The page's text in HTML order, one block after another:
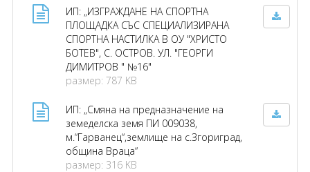
ИП: „ИЗГРАЖДАНЕ НА СПОРТНА
ПЛОЩАДКА СЪС СПЕЦИАЛИЗИРАНА
СПОРТНА НАСТИЛКА В ОУ "ХРИСТО
БОТЕВ", С. ОСТРОВ. УЛ. "ГЕОРГИ
ДИМИТРОВ " №16"
размер: 787 KB
ИП: „Смяна на предназначение на
земеделска земя ПИ 009038,
м.“Гарванец“,землище на с.Згориград,
община Враца“
размер: 316 KB